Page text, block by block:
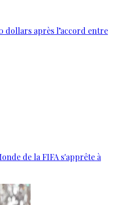
dollars après l’accord entre
de la FIFA s'apprête à